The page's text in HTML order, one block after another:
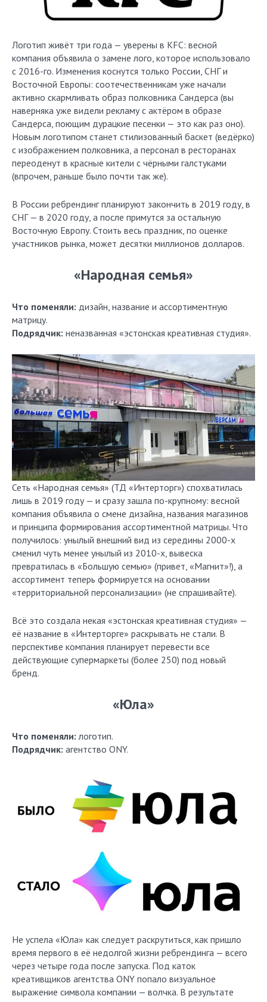
Логотип живёт три года — уверены в KFC: весной
компания объявила о замене лого, которое использовало
с 2016-го. Изменения коснутся только России, СНГ и
Восточной Европы: соотечественникам уже начали
активно скармливать образ полковника Сандерса (вы
наверняка уже видели рекламу с актёром в образе
Сандерса, поющим дурацкие песенки — это как раз оно).
Новым логотипом станет стилизованный баскет (ведёрко)
с изображением полковника, а персонал в ресторанах
переоденут в красные кители с чёрными галстуками
(впрочем, раньше было почти так же).
В России ребрендинг планируют закончить в 2019 году, в
СНГ — в 2020 году, а после примутся за остальную
Восточную Европу. Стоить весь праздник, по оценке
участников рынка, может десятки миллионов долларов.
«Народная семья»
Что поменяли: дизайн, название и ассортиментную
матрицу.
Подрядчик: неназванная «эстонская креативная студия».
Сеть «Народная семья» (ТД «Интерторг») спохватилась
лишь в 2019 году — и сразу зашла по-крупному: весной
компания объявила о смене дизайна, названия магазинов
и принципа формирования ассортиментной матрицы. Что
получилось: унылый внешний вид из середины 2000-х
сменил чуть менее унылый из 2010-х, вывеска
превратилась в «Большую семью» (привет, «Магнит»!), а
ассортимент теперь формируется на основании
«территориальной персонализации» (не спрашивайте).
Всё это создала некая «эстонская креативная студия» —
её название в «Интерторге» раскрывать не стали. В
перспективе компания планирует перевести все
действующие супермаркеты (более 250) под новый
бренд.
«Юла»
Что поменяли: логотип.
Подрядчик: агентство ONY.
Не успела «Юла» как следует раскрутиться, как пришло
время первого в её недолгой жизни ребрендинга — всего
через четыре года после запуска. Под каток
креативщиков агентства ONY попало визуальное
выражение символа компании — волчка. В результате